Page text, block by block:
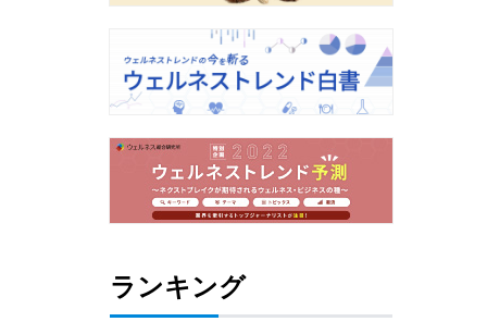
ランキング